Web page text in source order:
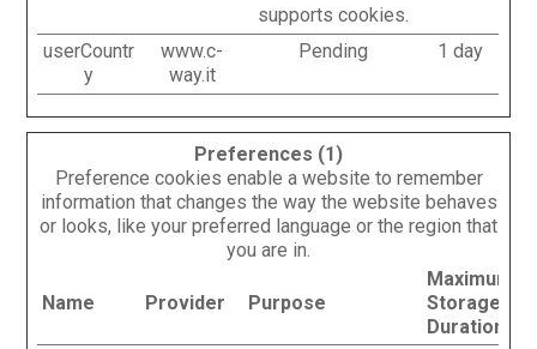
supports cookies.
userCountr
y
www.c-
way.it
Pending 1 day
Preferences (1)
Preference cookies enable a website to remember
information that changes the way the website behaves
or looks, like your preferred language or the region that
you are in.
Name Provider Purpose
Maximum
Storage
Duration